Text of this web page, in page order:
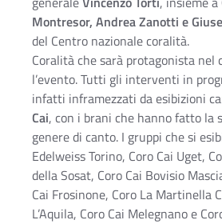
Montresor, Andrea Zanotti e
del Centro nazionale coralità.
Coralità che sarà protagonista nel
l’evento. Tutti gli interventi in
infatti inframezzati da esibizioni
Cai, con i brani che hanno fatto la
genere di canto. I gruppi che si
Edelweiss Torino, Coro Cai Uget,
della Sosat, Coro Cai Bovisio
Cai Frosinone, Coro La Martinella
L’Aquila, Coro Cai Melegnano e